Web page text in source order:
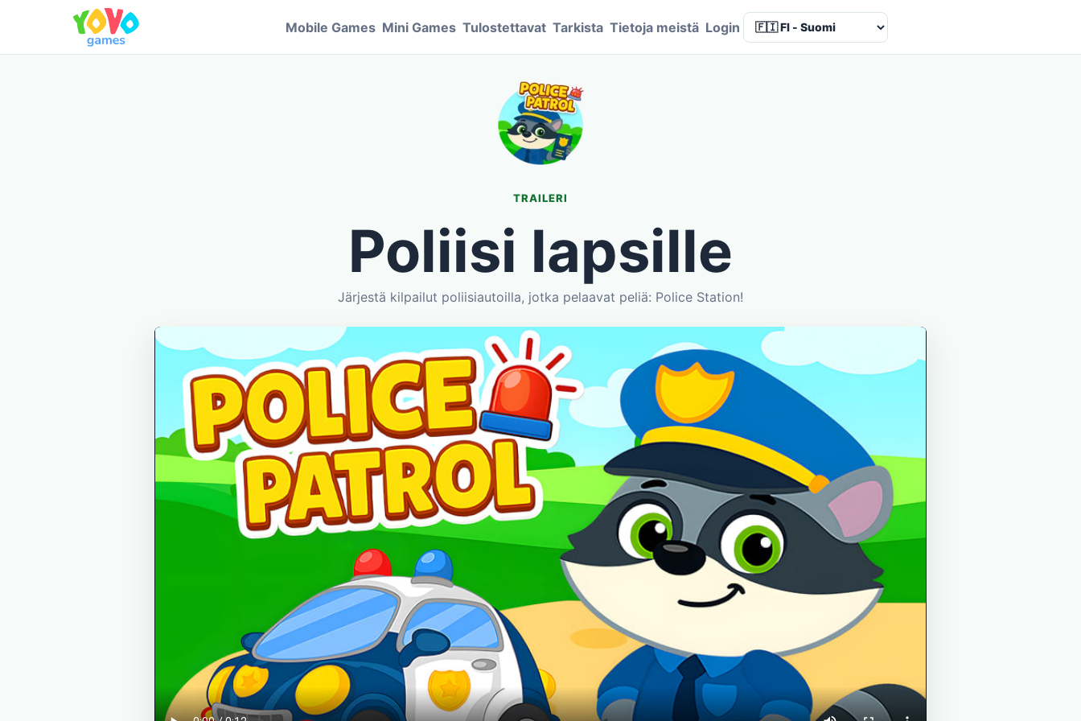
Mobile Games Mini Games Tulostettavat Tarkista Tietoja meistä Login Language
TRAILERI
Poliisi lapsille
Järjestä kilpailut poliisiautoilla, jotka pelaavat peliä: Police Station!